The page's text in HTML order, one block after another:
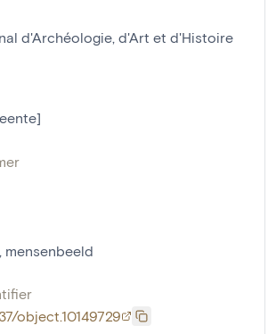
d'Archéologie, d'Art et d'Histoire
mensenbeeld
object.10149729